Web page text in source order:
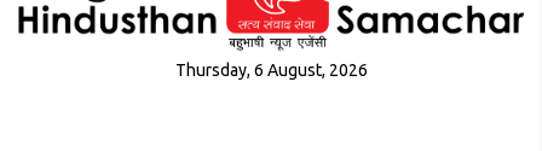
Thursday, 6 August, 2026